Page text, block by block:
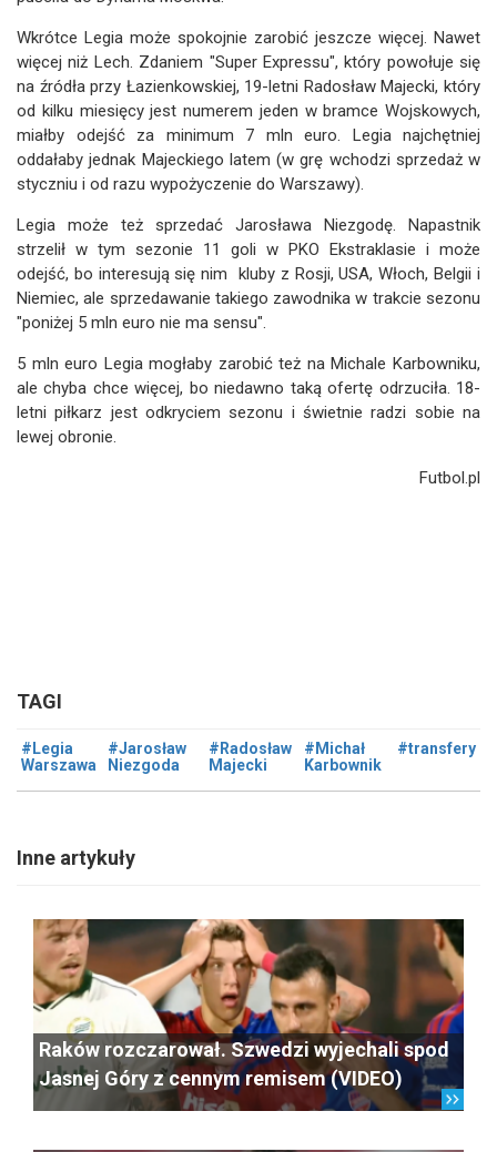
Wkrótce Legia może spokojnie zarobić jeszcze więcej. Nawet
więcej niż Lech. Zdaniem "Super Expressu", który powołuje się
na źródła przy Łazienkowskiej, 19-letni Radosław Majecki, który
od kilku miesięcy jest numerem jeden w bramce Wojskowych,
miałby odejść za minimum 7 mln euro. Legia najchętniej
oddałaby jednak Majeckiego latem (w grę wchodzi sprzedaż w
styczniu i od razu wypożyczenie do Warszawy).
Legia może też sprzedać Jarosława Niezgodę. Napastnik
strzelił w tym sezonie 11 goli w PKO Ekstraklasie i może
odejść, bo interesują się nim kluby z Rosji, USA, Włoch, Belgii i
Niemiec, ale sprzedawanie takiego zawodnika w trakcie sezonu
"poniżej 5 mln euro nie ma sensu".
5 mln euro Legia mogłaby zarobić też na Michale Karbowniku,
ale chyba chce więcej, bo niedawno taką ofertę odrzuciła. 18-
letni piłkarz jest odkryciem sezonu i świetnie radzi sobie na
lewej obronie.
Futbol.pl
TAGI
#Legia
Warszawa
#Jarosław
Niezgoda
#Radosław
Majecki
#Michał
Karbownik
#transfery
Inne artykuły
Raków rozczarował. Szwedzi wyjechali spod
Jasnej Góry z cennym remisem (VIDEO)